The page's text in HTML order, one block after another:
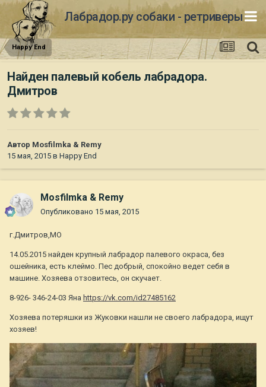
Лабрадор.ру собаки - ретриверы
Happy End
Найден палевый кобель лабрадора.
Дмитров
Автор Mosfilmka & Remy
15 мая, 2015 в Happy End
Mosfilmka & Remy
Опубликовано 15 мая, 2015
г.Дмитров,МО
14.05.2015 найден крупный лабрадор палевого окраса, без
ошейника, есть клеймо. Пес добрый, спокойно ведет себя в
машине. Хозяева отзовитесь, он скучает.
8-926- 346-24-03 Яна https://vk.com/id27485162
Хозяева потеряшки из Жуковки нашли не своего лабрадора, ищут
хозяев!